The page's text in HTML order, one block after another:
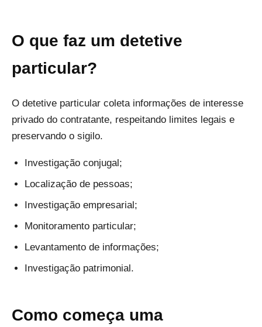
O que faz um detetive
particular?
O detetive particular coleta informações de interesse
privado do contratante, respeitando limites legais e
preservando o sigilo.
Investigação conjugal;
Localização de pessoas;
Investigação empresarial;
Monitoramento particular;
Levantamento de informações;
Investigação patrimonial.
Como começa uma